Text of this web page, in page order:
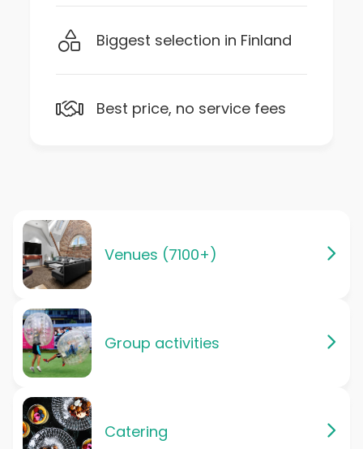
Biggest selection in Finland
Best price, no service fees
Venues (7100+)
Group activities
Catering